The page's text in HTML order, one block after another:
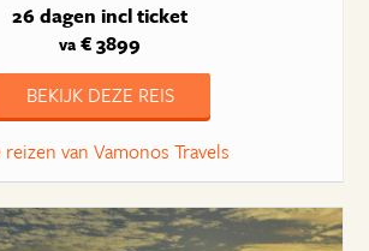
26 dagen incl ticket
va € 3899
BEKIJK DEZE REIS
van Vamonos Travels